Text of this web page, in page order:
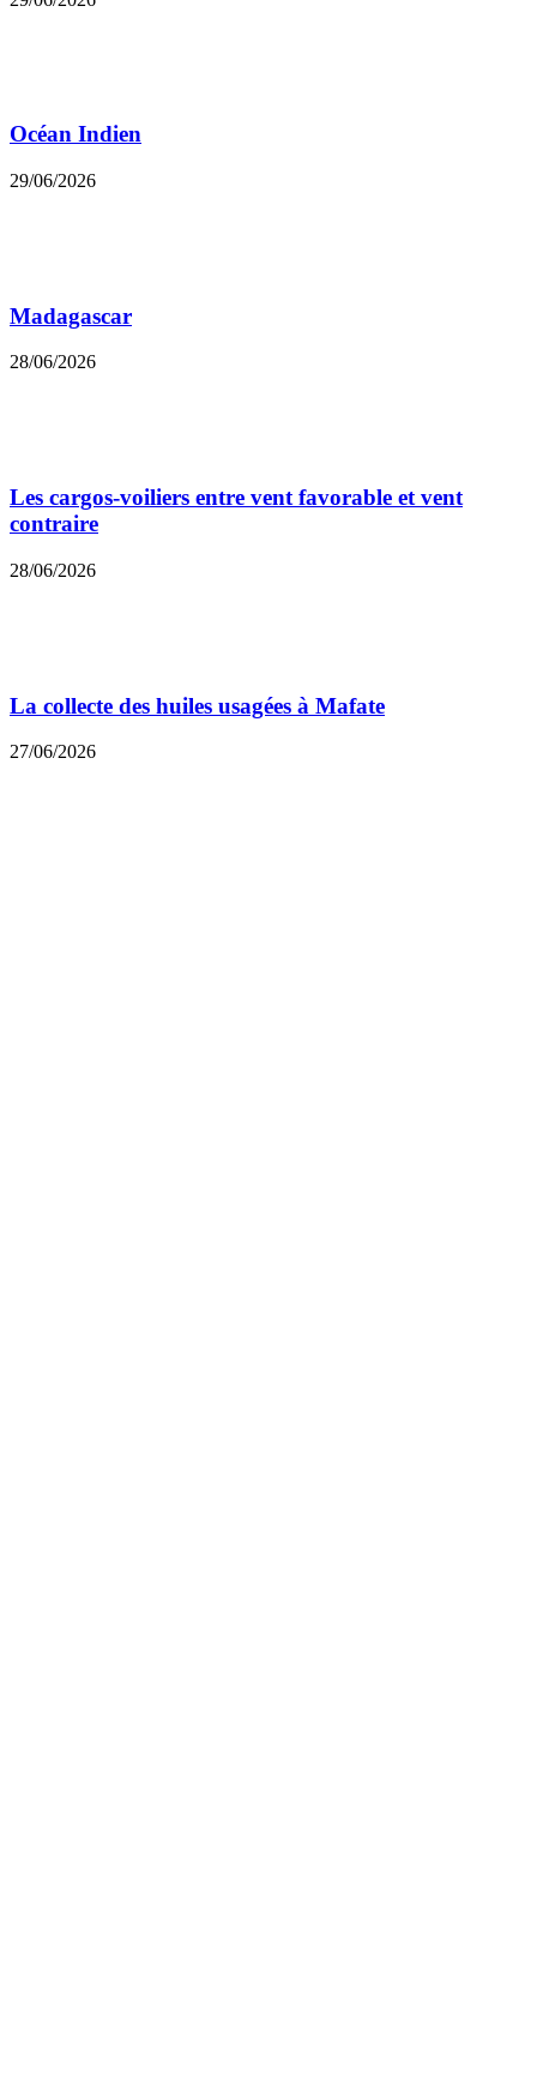
Océan Indien
29/06/2026
Madagascar
28/06/2026
Les cargos-voiliers entre vent favorable et vent
contraire
28/06/2026
La collecte des huiles usagées à Mafate
27/06/2026